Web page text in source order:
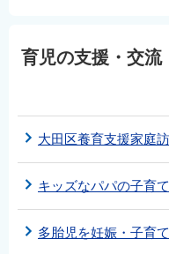
育児の支援・交流
大田区養育支援家庭
キッズなパパの子育
多胎児を妊娠・子育